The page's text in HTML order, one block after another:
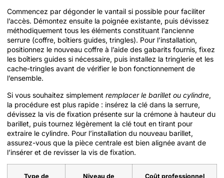
Commencez par dégonder le vantail si possible pour faciliter
l’accès. Démontez ensuite la poignée existante, puis dévissez
méthodiquement tous les éléments constituant l’ancienne
serrure (coffre, boîtiers guides, tringles). Pour l’installation,
positionnez le nouveau coffre à l’aide des gabarits fournis, fixez
les boîtiers guides si nécessaire, puis installez la tringlerie et les
cache-tringles avant de vérifier le bon fonctionnement de
l’ensemble.
Si vous souhaitez simplement remplacer le barillet ou cylindre,
la procédure est plus rapide : insérez la clé dans la serrure,
dévissez la vis de fixation présente sur la crémone à hauteur du
barillet, puis tournez légèrement la clé tout en tirant pour
extraire le cylindre. Pour l’installation du nouveau barillet,
assurez-vous que la pièce centrale est bien alignée avant de
l’insérer et de revisser la vis de fixation.
Type de
Niveau de
Coût professionnel